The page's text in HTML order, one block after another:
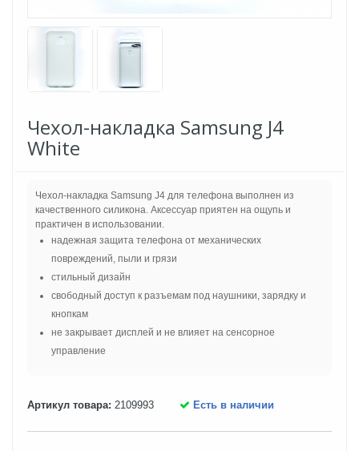
Чехол-накладка Samsung J4
White
Чехол-накладка Samsung J4 для телефона выполнен из
качественного силикона. Аксессуар приятен на ощупь и
практичен в использовании.
надежная защита телефона от механических
повреждений, пыли и грязи
стильный дизайн
свободный доступ к разъемам под наушники, зарядку и
кнопкам
не закрывает дисплей и не влияет на сенсорное
управление
Артикул товара: 2109993 Есть в наличии